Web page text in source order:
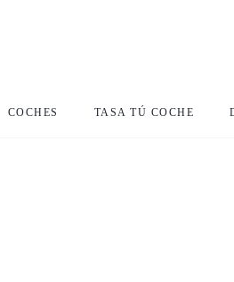
COCHES TASA TÚ COCHE